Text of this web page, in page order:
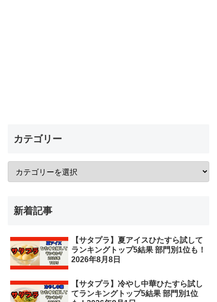
カテゴリー
新着記事
【サタプラ】夏アイスひたすら試して
ランキングトップ5結果 部門別1位も！
2026年8月8日
【サタプラ】冷やし中華ひたすら試し
てランキングトップ5結果 部門別1位